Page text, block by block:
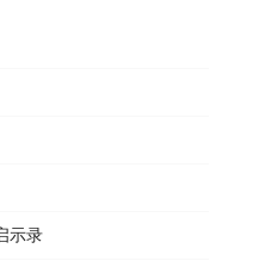
示录